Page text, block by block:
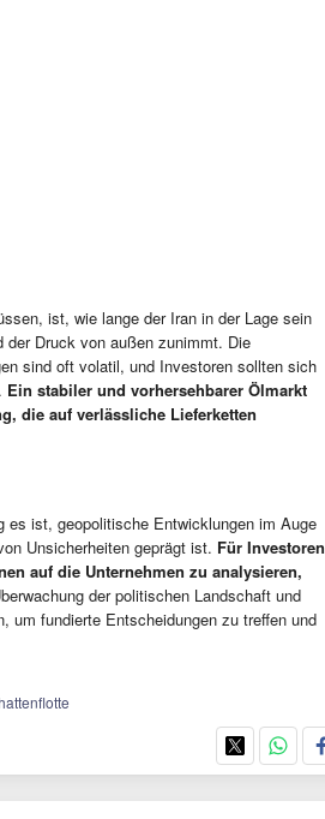
ist, wie lange der Iran in der Lage sein
der Druck von außen zunimmt. Die
sind oft volatil, und Investoren sollten sich
Ein stabiler und vorhersehbarer Ölmarkt
die auf verlässliche Lieferketten
es ist, geopolitische Entwicklungen im Auge
Unsicherheiten geprägt ist. Für Investoren
auf die Unternehmen zu analysieren,
der politischen Landschaft und
um fundierte Entscheidungen zu treffen und